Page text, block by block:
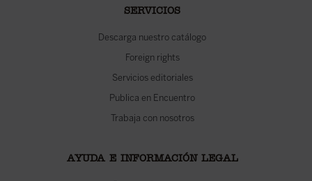
SERVICIOS
Descarga nuestro catálogo
Foreign rights
Servicios editoriales
Publica en Encuentro
Trabaja con nosotros
AYUDA E INFORMACIÓN LEGAL